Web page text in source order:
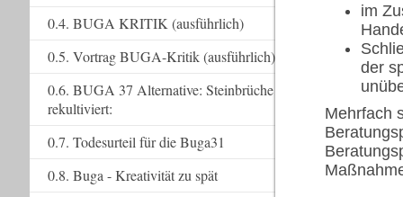
im
der
Mehrfach
0.4. BUGA KRITIK (ausführlich)
0.5. Vortrag BUGA-Kritik (ausführlich)
0.6. BUGA 37 Alternative: Steinbrüche
rekultiviert:
0.7. Todesurteil für die Buga31
0.8. Buga - Kreativität zu spät